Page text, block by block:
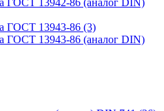
ГОСТ 13942-86 (аналог DIN)
ГОСТ 13943-86 (3)
ГОСТ 13943-86 (аналог DIN)